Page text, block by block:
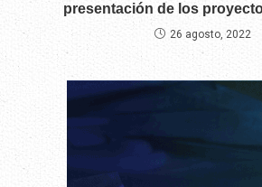
presentación de los
26 agosto, 2022